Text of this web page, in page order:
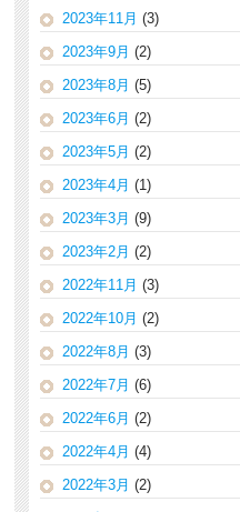
2023年11月 (3)
2023年9月 (2)
2023年8月 (5)
2023年6月 (2)
2023年5月 (2)
2023年4月 (1)
2023年3月 (9)
2023年2月 (2)
2022年11月 (3)
2022年10月 (2)
2022年8月 (3)
2022年7月 (6)
2022年6月 (2)
2022年4月 (4)
2022年3月 (2)